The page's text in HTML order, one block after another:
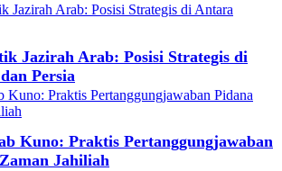
Jazirah Arab: Posisi Strategis di
Persia
Kuno: Praktis Pertanggungjawaban
Jahiliah